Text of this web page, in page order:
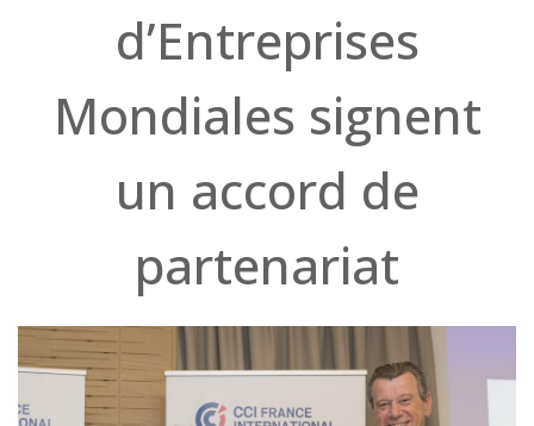
d’Entreprises
Mondiales signent
un accord de
partenariat